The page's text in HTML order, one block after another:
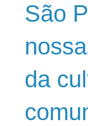
São
da